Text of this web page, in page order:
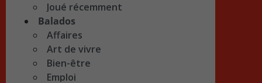
Joué récemment
Balados
Affaires
Art de vivre
Bien-être
Emploi